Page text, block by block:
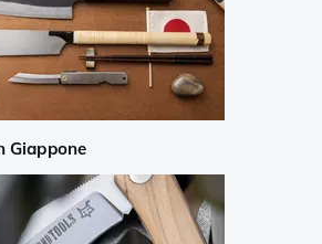
Giappone